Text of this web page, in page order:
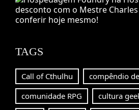
TAGS
Call of Cthulhu
compêndio
comunidade RPG
cultura